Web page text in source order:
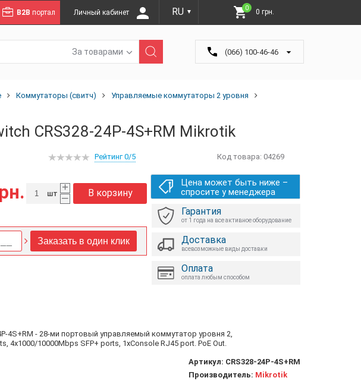
B2B портал Личный кабинет RU ▼
0 0 грн.
За товарами (066) 100-46-46
Коммутаторы (свитч)
Управляемые коммутаторы 2 уровня
CRS328-24P-4S+RM Mikrotik
Код товара: 04269
Рейтинг 0/5
+
–
В корзину
шт
Заказать в один клик
Цена может быть ниже –
спросите у менеджера
Гарантия
от 1 года на все активное оборудование
Доставка
всевозможные виды доставки
Оплата
оплата любым способом
4S+RM - 28-ми портовый управляемый коммутатор уровня 2,
4x1000/10000Mbps SFP+ ports, 1xConsole RJ45 port. PoE Out.
Артикул: CRS328-24P-4S+RM
Производитель: Mikrotik